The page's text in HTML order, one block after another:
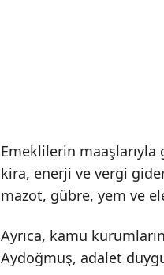
Emeklilerin maaşlarıyla
kira, enerji ve vergi
mazot, gübre, yem ve
Ayrıca, kamu
Aydoğmuş, adalet